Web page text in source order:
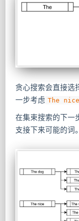
贪心搜索会直接选
一步考虑 The nice
在集束搜索的下一
支接下来可能的词。